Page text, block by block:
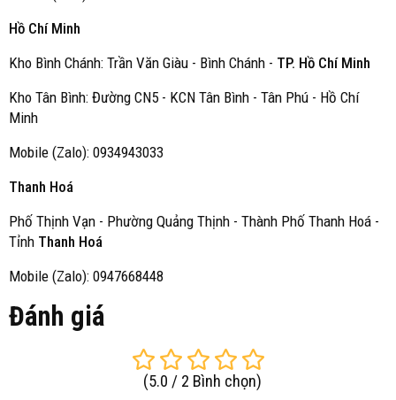
Hồ Chí Minh
Kho Bình Chánh: Trần Văn Giàu - Bình Chánh - TP. Hồ Chí Minh
Kho Tân Bình: Đường CN5 - KCN Tân Bình - Tân Phú - Hồ Chí
Minh
Mobile (Zalo): 0934943033
Thanh Hoá
Phố Thịnh Vạn - Phường Quảng Thịnh - Thành Phố Thanh Hoá -
Tỉnh Thanh Hoá
Mobile (Zalo): 0947668448
Đánh giá
(5.0 / 2 Bình chọn)